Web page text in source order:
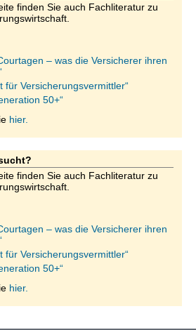
finden Sie auch Fachliteratur zu
– was die Versicherer ihren
für Versicherungsvermittler“
50+“
hier.
finden Sie auch Fachliteratur zu
– was die Versicherer ihren
für Versicherungsvermittler“
50+“
hier.